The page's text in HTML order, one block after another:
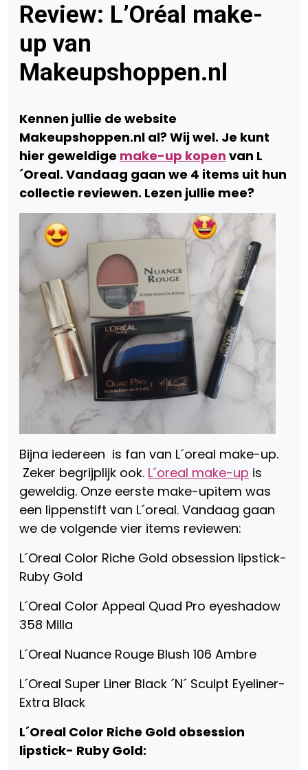
Review: L’Oréal make-
up van
Makeupshoppen.nl
Kennen jullie de website
Makeupshoppen.nl al? Wij wel. Je kunt
hier geweldige make-up kopen van L
´Oreal. Vandaag gaan we 4 items uit hun
collectie reviewen. Lezen jullie mee?
Bijna iedereen is fan van L´oreal make-up.
Zeker begrijplijk ook. L´oreal make-up is
geweldig. Onze eerste make-upitem was
een lippenstift van L´oreal. Vandaag gaan
we de volgende vier items reviewen:
L´Oreal Color Riche Gold obsession lipstick-
Ruby Gold
L´Oreal Color Appeal Quad Pro eyeshadow
358 Milla
L´Oreal Nuance Rouge Blush 106 Ambre
L´Oreal Super Liner Black ´N´ Sculpt Eyeliner-
Extra Black
L´Oreal Color Riche Gold obsession
lipstick- Ruby Gold: